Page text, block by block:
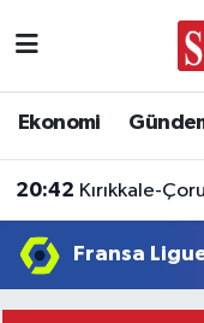
Ekonomi
20:42 Kırıkkale-Çorum
Fransa
Asayiş
Ankara